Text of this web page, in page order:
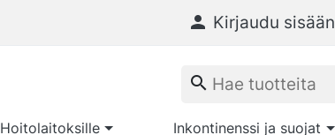
 Kirjaudu sisään
Hoitolaitoksille Inkontinenssi ja suojat
search